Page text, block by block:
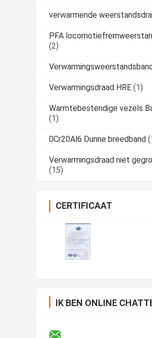
verwarmende
PFA
(2)
Verwarmingsweerstandsband
Verwarmingsdraad HRE (1)
Warmtebestendige vezels
(1)
0Cr20Al6 Dunne breedband
Verwarmingsdraad niet
(15)
CERTIFICAAT
IK BEN ONLINE